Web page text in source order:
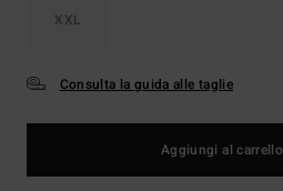
XXL
Consulta la guida alle taglie
Aggiungi al carrello